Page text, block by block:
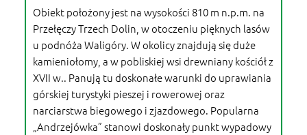
Obiekt położony jest na wysokości 810 m n.p.m. na
Przełęczy Trzech Dolin, w otoczeniu pięknych lasów
u podnóża Waligóry. W okolicy znajdują się duże
kamieniołomy, a w pobliskiej wsi drewniany kościół z
XVII w.. Panują tu doskonałe warunki do uprawiania
górskiej turystyki pieszej i rowerowej oraz
narciarstwa biegowego i zjazdowego. Popularna
„Andrzejówka” stanowi doskonały punkt wypadowy